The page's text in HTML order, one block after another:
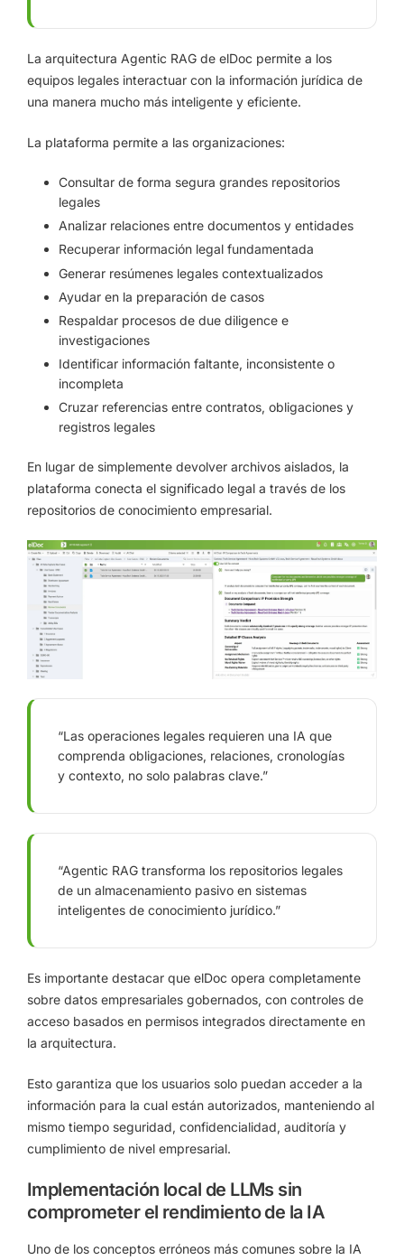
La arquitectura Agentic RAG de elDoc permite a los
equipos legales interactuar con la información jurídica de
una manera mucho más inteligente y eficiente.
La plataforma permite a las organizaciones:
Consultar de forma segura grandes repositorios
legales
Analizar relaciones entre documentos y entidades
Recuperar información legal fundamentada
Generar resúmenes legales contextualizados
Ayudar en la preparación de casos
Respaldar procesos de due diligence e
investigaciones
Identificar información faltante, inconsistente o
incompleta
Cruzar referencias entre contratos, obligaciones y
registros legales
En lugar de simplemente devolver archivos aislados, la
plataforma conecta el significado legal a través de los
repositorios de conocimiento empresarial.
“Las operaciones legales requieren una IA que
comprenda obligaciones, relaciones, cronologías
y contexto, no solo palabras clave.”
“Agentic RAG transforma los repositorios legales
de un almacenamiento pasivo en sistemas
inteligentes de conocimiento jurídico.”
Es importante destacar que elDoc opera completamente
sobre datos empresariales gobernados, con controles de
acceso basados en permisos integrados directamente en
la arquitectura.
Esto garantiza que los usuarios solo puedan acceder a la
información para la cual están autorizados, manteniendo al
mismo tiempo seguridad, confidencialidad, auditoría y
cumplimiento de nivel empresarial.
Implementación local de LLMs sin
comprometer el rendimiento de la IA
Uno de los conceptos erróneos más comunes sobre la IA